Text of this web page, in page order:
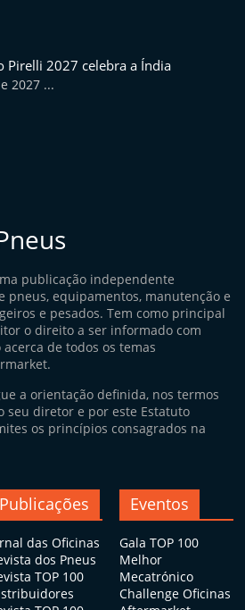
Pirelli 2027 celebra a Índia
2027 ...
publicação independente
pneus, equipamentos, manutenção e
e pesados. Tem como principal
o direito a ser informado com
de todos os temas
a orientação definida, nos termos
seu diretor e por este Estatuto
os princípios consagrados na
Publicações
das Oficinas
dos Pneus
TOP 100
Eventos
Gala TOP 100
Melhor
Mecatrónico
Challenge Oficinas